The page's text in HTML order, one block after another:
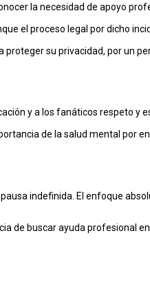
la necesidad de apoyo
el proceso legal por dicho
su privacidad, por un
y a los fanáticos respeto y
de la salud mental por
indefinida. El enfoque
de buscar ayuda profesional